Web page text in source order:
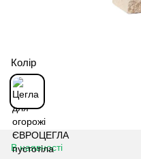
Колір
В наявності